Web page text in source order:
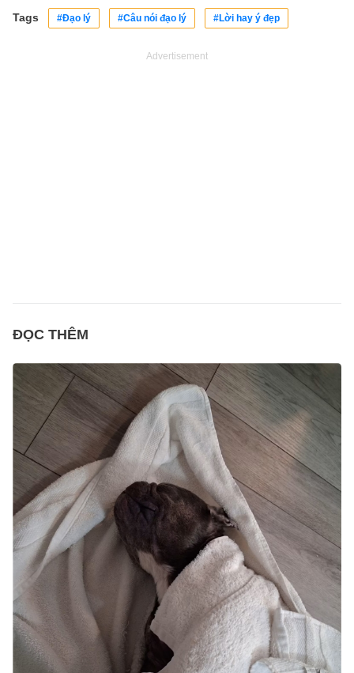
Tags #Đạo lý #Câu nói đạo lý #Lời hay ý đẹp
Advertisement
ĐỌC THÊM